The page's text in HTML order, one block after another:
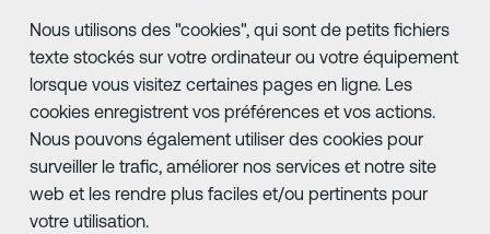
Nous utilisons des "cookies", qui sont de petits fichiers
texte stockés sur votre ordinateur ou votre équipement
lorsque vous visitez certaines pages en ligne. Les
cookies enregistrent vos préférences et vos actions.
Nous pouvons également utiliser des cookies pour
surveiller le trafic, améliorer nos services et notre site
web et les rendre plus faciles et/ou pertinents pour
votre utilisation.